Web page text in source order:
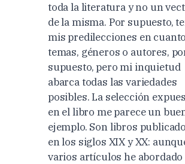
toda la literatura y no un
de la misma. Por supuesto,
mis predilecciones en
temas, géneros o autores,
supuesto, pero mi inquietud
abarca todas las variedades
posibles. La selección
en el libro me parece un
ejemplo. Son libros
en los siglos XIX y XX:
varios artículos he abordado